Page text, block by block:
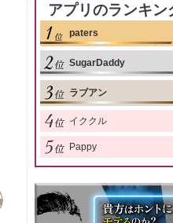
アプリのランキン
paters
SugarDaddy
ラブアン
イククル
Pappy